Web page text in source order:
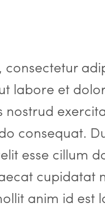
labore et
nostrud
consequat.
esse cillum
cupidatat
anim id est